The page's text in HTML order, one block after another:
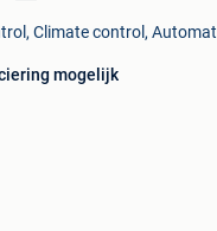
Climate control,
mogelijk